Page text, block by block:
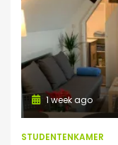
1 week ago
STUDENTENKAMER